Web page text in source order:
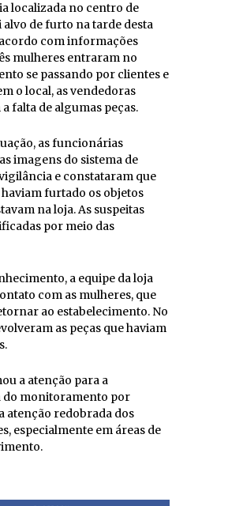
localizada no centro de
de furto na tarde desta
com informações
mulheres entraram no
se passando por clientes e
o local, as vendedoras
falta de algumas peças.
as funcionárias
imagens do sistema de
e constataram que
furtado os objetos
na loja. As suspeitas
por meio das
a equipe da loja
com as mulheres, que
ao estabelecimento. No
as peças que haviam
a atenção para a
monitoramento por
atenção redobrada dos
especialmente em áreas de